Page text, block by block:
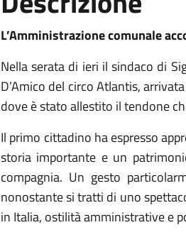
L’Amministrazione comunale
Nella serata di ieri il sindaco di
D’Amico del circo Atlantis,
dove è stato allestito il tendone
Il primo cittadino ha espresso
storia importante e un
compagnia. Un gesto
nonostante si tratti di uno
in Italia, ostilità amministrative e